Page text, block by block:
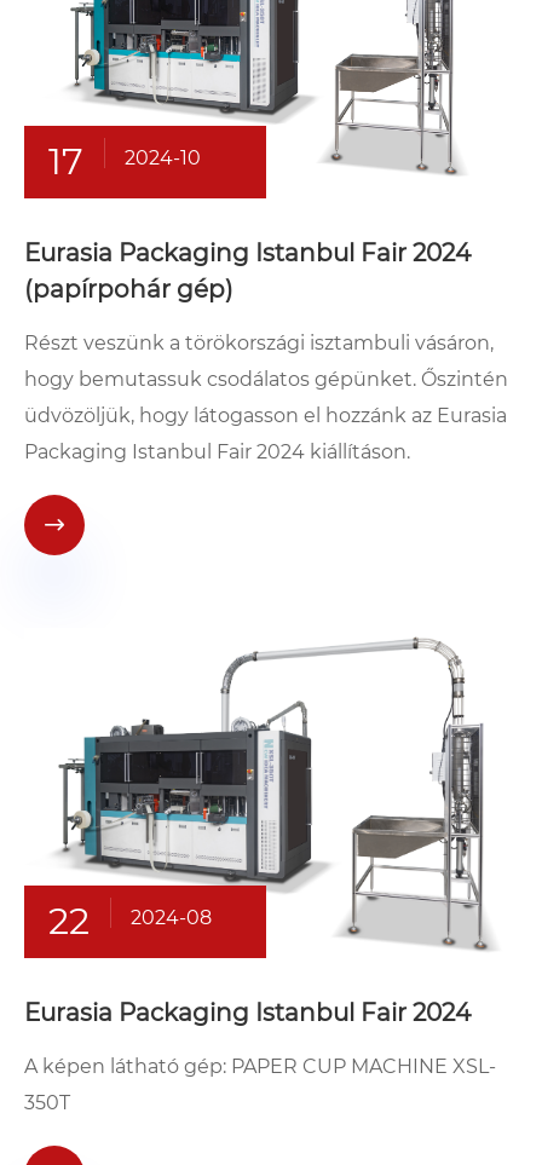
17 2024-10
Eurasia Packaging Istanbul Fair 2024
(papírpohár gép)
Részt veszünk a törökországi isztambuli vásáron,
hogy bemutassuk csodálatos gépünket. Őszintén
üdvözöljük, hogy látogasson el hozzánk az Eurasia
Packaging Istanbul Fair 2024 kiállításon.

22 2024-08
Eurasia Packaging Istanbul Fair 2024
A képen látható gép: PAPER CUP MACHINE XSL-
350T